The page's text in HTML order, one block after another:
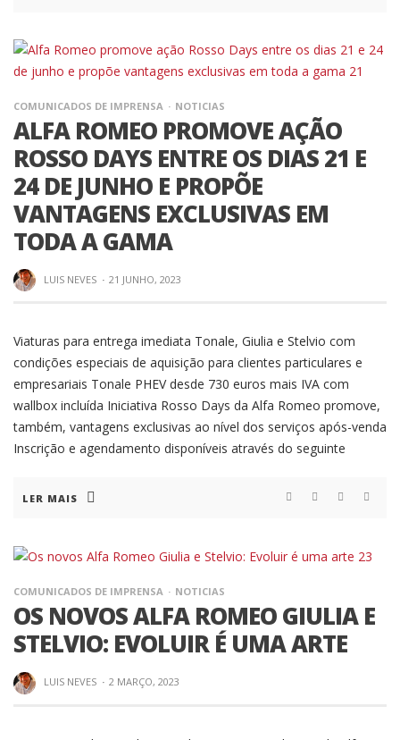
COMUNICADOS DE IMPRENSA NOTICIAS
ALFA ROMEO PROMOVE AÇÃO
ROSSO DAYS ENTRE OS DIAS 21 E
24 DE JUNHO E PROPÕE
VANTAGENS EXCLUSIVAS EM
TODA A GAMA
LUIS NEVES · 21 JUNHO, 2023
Viaturas para entrega imediata Tonale, Giulia e Stelvio com
condições especiais de aquisição para clientes particulares e
empresariais Tonale PHEV desde 730 euros mais IVA com
wallbox incluída Iniciativa Rosso Days da Alfa Romeo promove,
também, vantagens exclusivas ao nível dos serviços após-venda
Inscrição e agendamento disponíveis através do seguinte
LER MAIS
COMUNICADOS DE IMPRENSA NOTICIAS
OS NOVOS ALFA ROMEO GIULIA E
STELVIO: EVOLUIR É UMA ARTE
LUIS NEVES · 2 MARÇO, 2023